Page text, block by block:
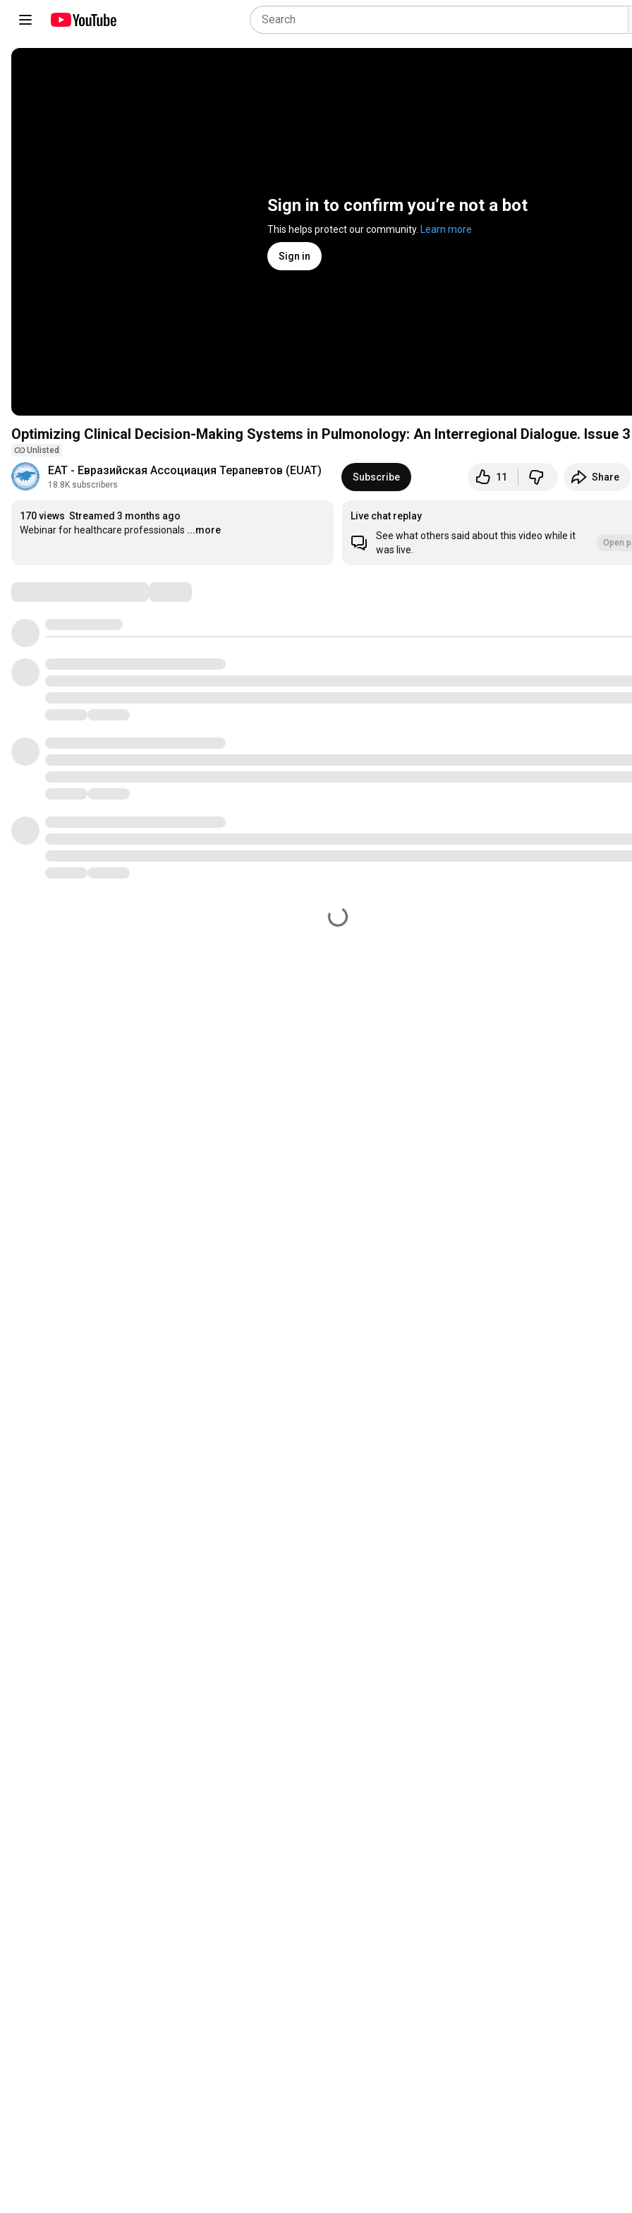
Sign in to confirm you’re not a bot
This helps protect our community. Learn more
Sign in
Optimizing Clinical Decision-Making Systems in Pulmonology: An Interregional Dialogue. Issue 3
Unlisted
ЕАТ - Евразийская Ассоциация Терапевтов (EUAT)
18.8K subscribers
Subscribe 11 Share
170 views Streamed 3 months ago
Webinar for healthcare professionals ...more
Live chat replay
See what others said about this video while it
was live.
Open